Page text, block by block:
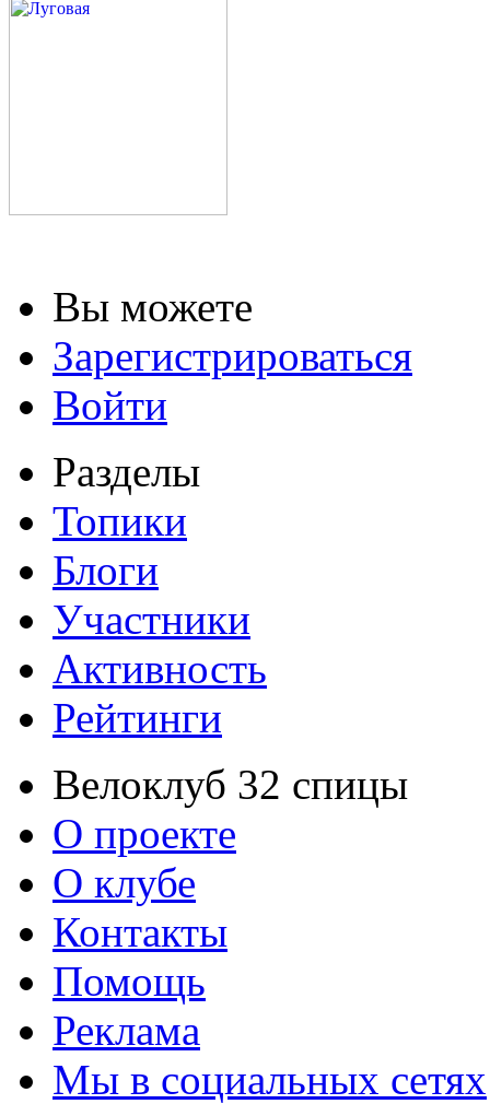
Вы можете
Зарегистрироваться
Войти
Разделы
Топики
Блоги
Участники
Активность
Рейтинги
Велоклуб 32 спицы
О проекте
О клубе
Контакты
Помощь
Реклама
Мы в социальных сетях